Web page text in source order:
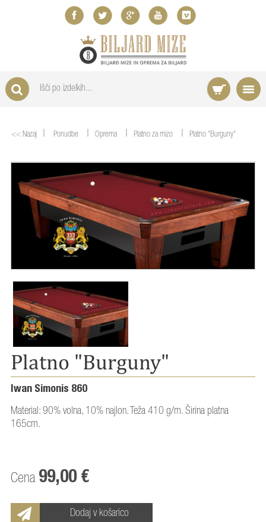
<< Nazaj | Ponudbe | Oprema | Platno za mizo | Platno "Burguny"
Platno "Burguny"
Iwan Simonis 860
Material: 90% volna, 10% najlon. Teža 410 g/m. Širina platna
165cm.
Cena 99,00 €
Dodaj v košarico